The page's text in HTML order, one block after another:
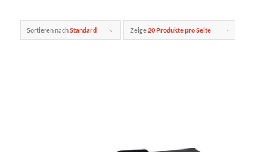
Sortieren nachStandard Zeige20 Produkte pro Seite